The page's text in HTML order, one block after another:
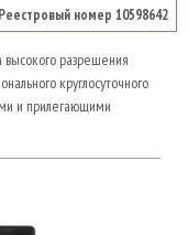
Реестровый номер 10598642
разрешения
круглосуточного
и прилегающими